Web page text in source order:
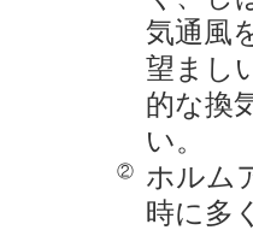
気通風
望まし
的な換
い。
②
ホルム
時に多